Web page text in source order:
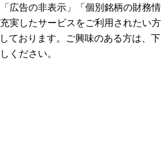
広告の非表示」「個別銘柄の財務情
実したサービスをご利用されたい方
ております。ご興味のある方は、下
ください。